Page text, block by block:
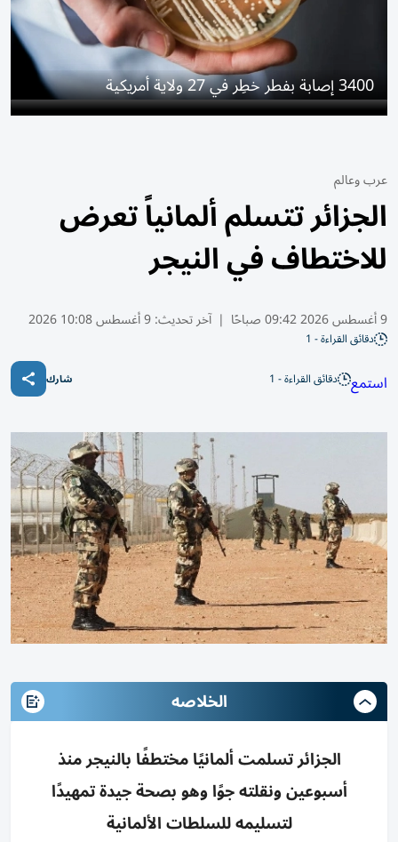
3400 إصابة بفطر خطِر في 27 ولاية أمريكية
عرب وعالم
الجزائر تتسلم ألمانياً تعرض
للاختطاف في النيجر
9 أغسطس 2026 09:42 صباحًا | آخر تحديث:9 أغسطس 10:08 2026
دقائق القراءة - 1
استمع دقائق القراءة - 1 شارك
الخلاصه
الجزائر تسلمت ألمانيًا مختطفًا بالنيجر منذ
أسبوعين ونقلته جوًا وهو بصحة جيدة تمهيدًا
لتسليمه للسلطات الألمانية